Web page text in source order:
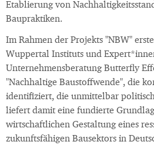
Etablierung von
Baupraktiken.
Im Rahmen der Projekts "NBW"
Wuppertal Instituts und
Unternehmensberatung Butterfly
"Nachhaltige Baustoffwende", die
identifiziert, die unmittelbar
liefert damit eine fundierte
wirtschaftlichen Gestaltung eines
zukunftsfähigen Bausektors in